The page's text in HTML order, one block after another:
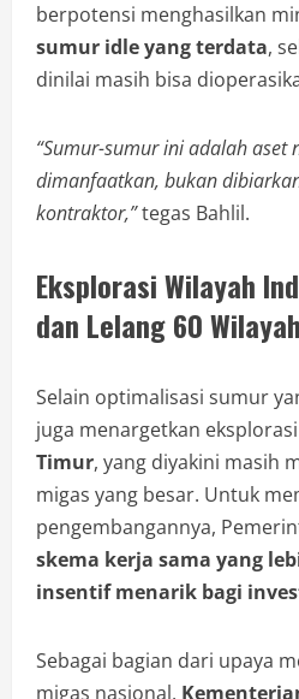
berpotensi menghasilkan
sumur idle yang terdata,
dinilai masih bisa
“Sumur-sumur ini adalah aset
dimanfaatkan, bukan
kontraktor,”tegas Bahlil.
Eksplorasi Wilayah
dan Lelang 60
Selain optimalisasi sumur
juga menargetkan
Timur, yang diyakini masih
migas yang besar. Untuk
pengembangannya,
skema kerja sama yang
insentif menarik bagi
Sebagai bagian dari upaya
migas nasional,